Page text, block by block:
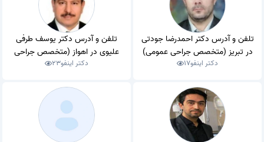
تلفن و آدرس دکتر احمدرضا جودتی
در تبریز (متخصص جراحی عمومی)
دکتر اینفو17
تلفن و آدرس دکتر یوسف طرفی
علیوی در اهواز (متخصص جراحی
عمومی)
دکتر اینفو23